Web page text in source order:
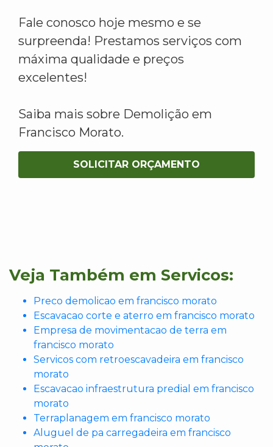
Fale conosco hoje mesmo e se
surpreenda! Prestamos serviços com
máxima qualidade e preços
excelentes!
Saiba mais sobre Demolição em
Francisco Morato.
SOLICITAR ORÇAMENTO
Veja Também em Servicos:
Preco demolicao em francisco morato
Escavacao corte e aterro em francisco morato
Empresa de movimentacao de terra em
francisco morato
Servicos com retroescavadeira em francisco
morato
Escavacao infraestrutura predial em francisco
morato
Terraplanagem em francisco morato
Aluguel de pa carregadeira em francisco